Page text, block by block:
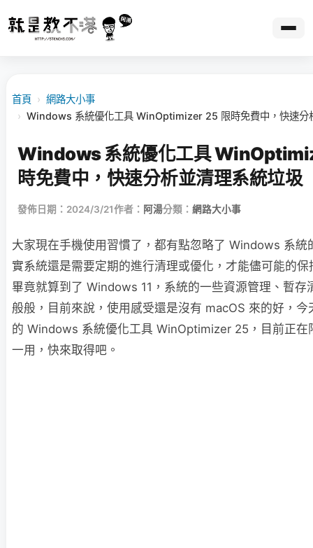
首頁 › 網路大小事
› Windows 系統優化工具 WinOptimizer 25 限時免費中，快速分
Windows 系統優化工具
時免費中，快速分析並清理系統垃圾
發佈日期：2024/3/21作者： 阿湯分類： 網路大小事
大家現在手機使用習慣了，都有點忽略了 Windows 系統
實系統還是需要定期的進行清理或優化，才能儘可能的
畢竟就算到了 Windows 11，系統的一些資源管理、暫存
般般，目前來說，使用感受還是沒有 macOS 來的好，今
的 Windows 系統優化工具 WinOptimizer 25，目前正在
一用，快來取得吧。